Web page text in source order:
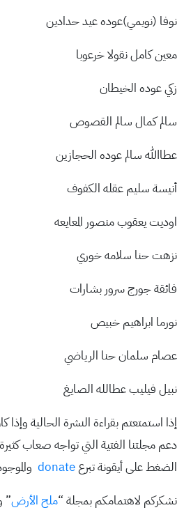
نوفا (نويمي)عوده عيد حدادين
معين كامل نقولا خرعوبا
زكي عوده الخيطان
سالم كمال سالم القصوص
عطاالله سالم عوده الحجازين
أنيسة سليم عقله الكفوف
اوديت يعقوب منصور المعايعه
نزهت حنا سلامه خوري
فائقة جورج سرور بشارات
نورما ابراهيم خبيص
عصام سلمان حنا الرياضي
نبيل فيليب عطالله الصايغ
إذا استمتعتم بقراءة النشرة الحالية
دعم مجلتنا الفتية التي تواجه صعاب كثيرة
الضغط على أيقونة تبرع
نشكركم لاهتمامكم بمجلة “ملح الأرض”